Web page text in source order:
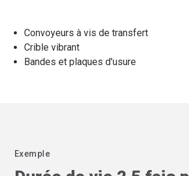
Convoyeurs à vis de transfert
Crible vibrant
Bandes et plaques d'usure
Exemple